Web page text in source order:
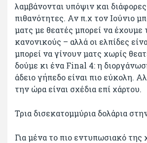
λαμβάνονται υπόψιν και
πιθανότητες. Αν π.χ τον Ιούνιο
ματς με θεατές μπορεί να έχουμε
κανονικούς – αλλά οι ελπίδες
μπορεί να γίνουν ματς χωρίς
δούμε κι ένα Final 4: η
άδειο γήπεδο είναι πιο εύκολη.
την ώρα είναι σχέδια επί χάρτου.
Τρια δισεκατομμύρια δολάρια
Για μένα το πιο εντυπωσιακό της